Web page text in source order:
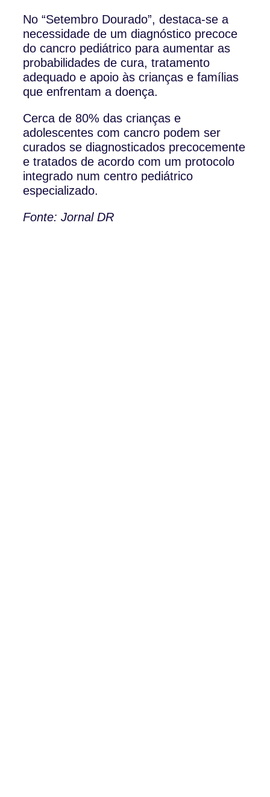
No “Setembro Dourado”, destaca-se a
necessidade de um diagnóstico precoce
do cancro pediátrico para aumentar as
probabilidades de cura, tratamento
adequado e apoio às crianças e famílias
que enfrentam a doença.
Cerca de 80% das crianças e
adolescentes com cancro podem ser
curados se diagnosticados precocemente
e tratados de acordo com um protocolo
integrado num centro pediátrico
especializado.
Fonte: Jornal DR